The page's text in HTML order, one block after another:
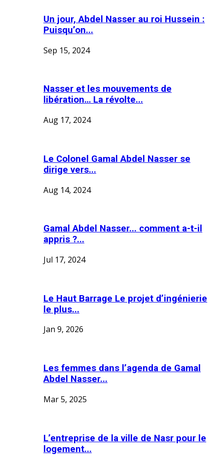
Un jour, Abdel Nasser au roi Hussein :
Puisqu’on...
Sep 15, 2024
Nasser et les mouvements de
libération… La révolte...
Aug 17, 2024
Le Colonel Gamal Abdel Nasser se
dirige vers...
Aug 14, 2024
Gamal Abdel Nasser... comment a-t-il
appris ?...
Jul 17, 2024
Le Haut Barrage Le projet d’ingénierie
le plus...
Jan 9, 2026
Les femmes dans l’agenda de Gamal
Abdel Nasser...
Mar 5, 2025
L’entreprise de la ville de Nasr pour le
logement...